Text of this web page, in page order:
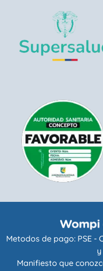
Metodos de pago: PSE -
Manifiesto que